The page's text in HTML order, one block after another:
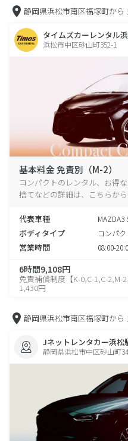
静岡県浜松市南区福塚町から
タイムズカーレンタル
浜松市中区砂山町352-1
基本料金 免責別（M-2）
コンパクトのレンタル、お得
捨てなどの詳細は、こちらか
代表車種 MAZDA3
ボディタイプ コンパク
営業時間 08:00-
6時間9,108円
免責補償制度【K-0,C-1,C-2,M-
1,430円
静岡県浜松市南区福塚町から
Jネットレンタカー浜松
静岡県浜松市中区砂山町